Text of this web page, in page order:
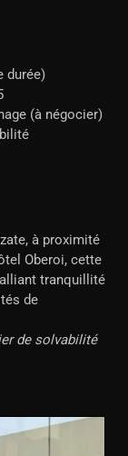
durée)
(à négocier)
à proximité
Oberoi, cette
tranquillité
de
de solvabilité